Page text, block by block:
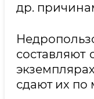
др.
составляют
сдают их